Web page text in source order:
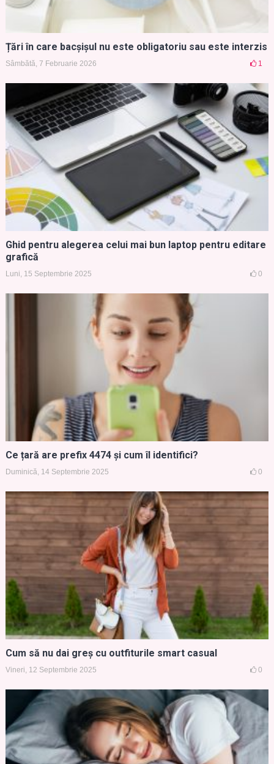
Țări în care bacșișul nu este obligatoriu sau este interzis
Sâmbătă, 7 Februarie 2026 1
Ghid pentru alegerea celui mai bun laptop pentru editare
grafică
Luni, 15 Septembrie 2025 0
Ce țară are prefix 4474 și cum îl identifici?
Duminică, 14 Septembrie 2025 0
Cum să nu dai greș cu outfiturile smart casual
Vineri, 12 Septembrie 2025 0